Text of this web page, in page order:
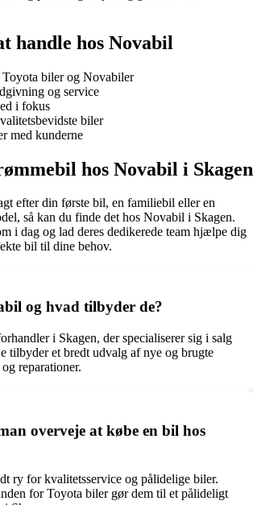
handle hos Novabil
biler og Novabiler
og service
i fokus
biler
med kunderne
hos Novabil i Skagen
efter din første bil, en familiebil eller en
så kan du finde det hos Novabil i Skagen.
i dag og lad deres dedikerede team hjælpe dig
bil til dine behov.
og hvad tilbyder de?
i Skagen, der specialiserer sig i salg
tilbyder et bredt udvalg af nye og brugte
reparationer.
overveje at købe en bil hos
ry for kvalitetsservice og pålidelige biler.
for Toyota biler gør dem til et pålideligt